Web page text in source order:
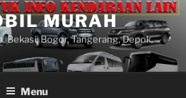
MURAH
Bekasi, Bogor, Tangerang, Depok,
Menu